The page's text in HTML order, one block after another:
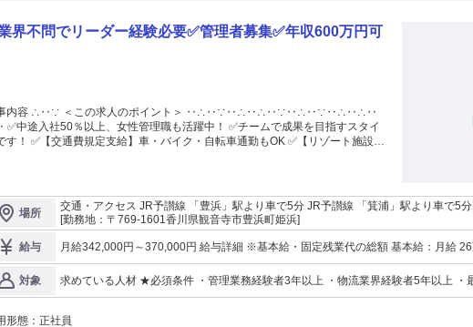
界不問でリーダー経験必要✅管理者募集✅年収600万円可
内容 ∴‥∵ ＜この求人のポイント＞ ‥∴‥∵‥∴‥∴‥∵‥∴‥∵‥∴‥∴‥
スタイ
す！ ✅【交通費規定支給】車・バイク・自転車通勤もOK ✅【リゾート施設優
任せします。 中期経営計画を見据えた事業所計画及び今後の事業成長におい
インパクトを与えられるポジションです。 【募集背景】 当事業所は、事業拡
よび取扱案件の高度化に伴い、業務量・業務範囲ともに年々増加しておりま
現在は管理者が中心となり、事業運営全般を担っておりますが、 求められる
が多岐にわたり、既存体制のみでは十分な対応が難しくなってきました。 そ
今回、責任者の補佐として事業運営の中核を担い、管理者と共に事業成長を推
ただける人材を新たに募集いたします。 【具体的には以下の業務内容を推進
だきます】 ・責任者の補佐業務 ・事業所計画の策定・推進 ・事業所PL管理お
数値分析 ・従業員マネジメント・育成 ・顧客への提案・折衝 ・見積作成を含
場所
交通・アクセス JR予讃線 「豊浜」駅より車で5分 JR予讃線 「箕浦」駅より車で5
より車で25分 JR予讃線 「坂出駅」駅より車で1時間 JR予讃線 「丸亀駅」駅より車
媛県四国中央市 ■香川県観音寺市 ■香川県坂出市 ■香川県善通寺市 ■香川県丸亀市
い！ ★車通勤OK(無料駐車場完備)/転勤なし
[勤務地：〒769-1601香川県観音寺市豊浜町姫浜]
給与
月給342,000円～370,000円 給与詳細 ※基本給・固定残業代の総額 基本給：月給 26万3000円 〜 28万5000円 固
を超えた勤務時間については別途残業代を支給する 【一律手当】 全員に一律で支払われる通勤・皆勤・家族手当
金額：なし 全員に一律で支払われるその他手当金額：なし ※能力により変動あり 【その他手当】 ■家族手当：社
会保険上扶養家族：1名あたり3,000円
対象
求めている人材 ★必須条件 ・管理業務経験者3年以上 ・物流業界経験者5年以上 ・
コミュニケーション能力が高く、主体的に考え動ける方
形態： 正社員